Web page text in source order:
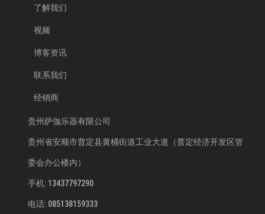
了解我们
视频
博客资讯
联系我们
经销商
贵州萨伽乐器有限公司
贵州省安顺市普定县黄桶街道工业大道（普定经济开发区管
委会办公楼内）
手机: 13437797290
电话: 085138159333